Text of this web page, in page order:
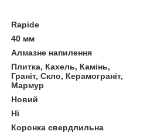
Rapide
40 мм
Алмазне напилення
Плитка, Кахель, Камінь,
Граніт, Скло, Керамограніт,
Мармур
Новий
Ні
Коронка свердлильна